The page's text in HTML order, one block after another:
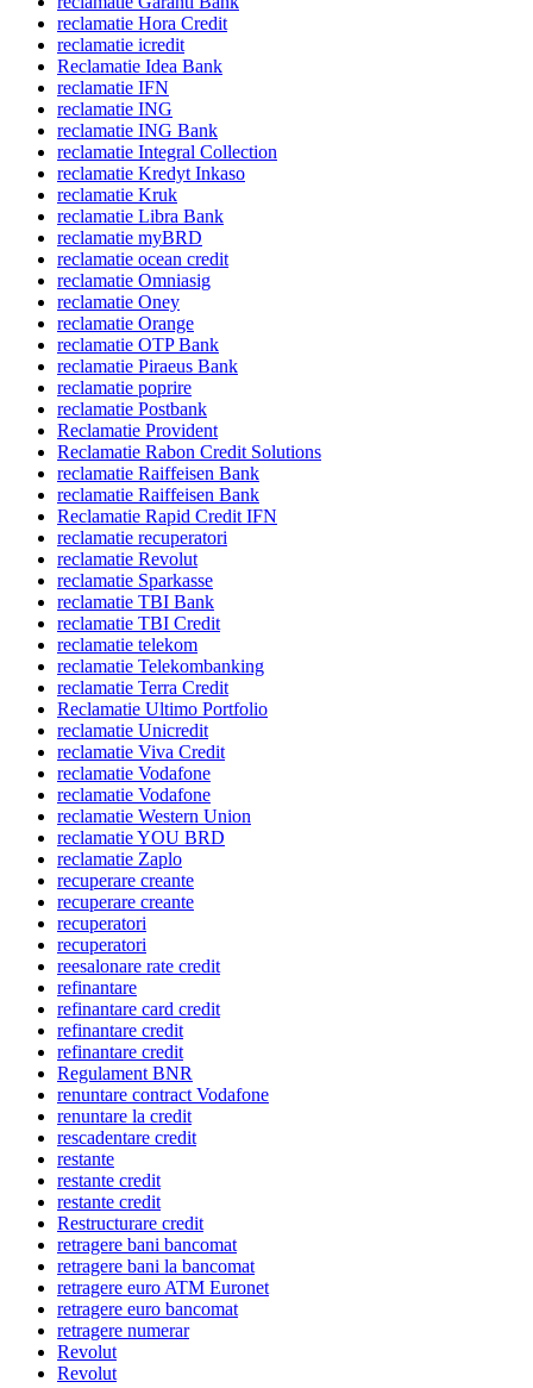
reclamatie Hora Credit
reclamatie icredit
Reclamatie Idea Bank
reclamatie IFN
reclamatie ING
reclamatie ING Bank
reclamatie Integral Collection
reclamatie Kredyt Inkaso
reclamatie Kruk
reclamatie Libra Bank
reclamatie myBRD
reclamatie ocean credit
reclamatie Omniasig
reclamatie Oney
reclamatie Orange
reclamatie OTP Bank
reclamatie Piraeus Bank
reclamatie poprire
reclamatie Postbank
Reclamatie Provident
Reclamatie Rabon Credit Solutions
reclamatie Raiffeisen Bank
reclamatie Raiffeisen Bank
Reclamatie Rapid Credit IFN
reclamatie recuperatori
reclamatie Revolut
reclamatie Sparkasse
reclamatie TBI Bank
reclamatie TBI Credit
reclamatie telekom
reclamatie Telekombanking
reclamatie Terra Credit
Reclamatie Ultimo Portfolio
reclamatie Unicredit
reclamatie Viva Credit
reclamatie Vodafone
reclamatie Vodafone
reclamatie Western Union
reclamatie YOU BRD
reclamatie Zaplo
recuperare creante
recuperare creante
recuperatori
recuperatori
reesalonare rate credit
refinantare
refinantare card credit
refinantare credit
refinantare credit
Regulament BNR
renuntare contract Vodafone
renuntare la credit
rescadentare credit
restante
restante credit
restante credit
Restructurare credit
retragere bani bancomat
retragere bani la bancomat
retragere euro ATM Euronet
retragere euro bancomat
retragere numerar
Revolut
Revolut